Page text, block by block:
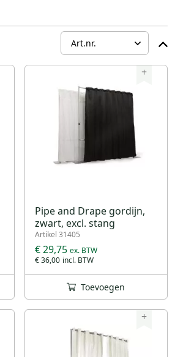
+
Pipe and Drape gordijn,
zwart, excl. stang
Artikel 31405
€ 36,00
€ 29,75
Toevoegen
+